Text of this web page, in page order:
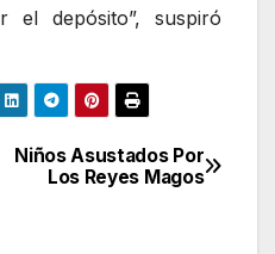
el depósito”, suspiró
Niños Asustados Por
Los Reyes Magos